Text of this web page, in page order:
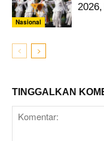
Nasional
TINGGALKAN